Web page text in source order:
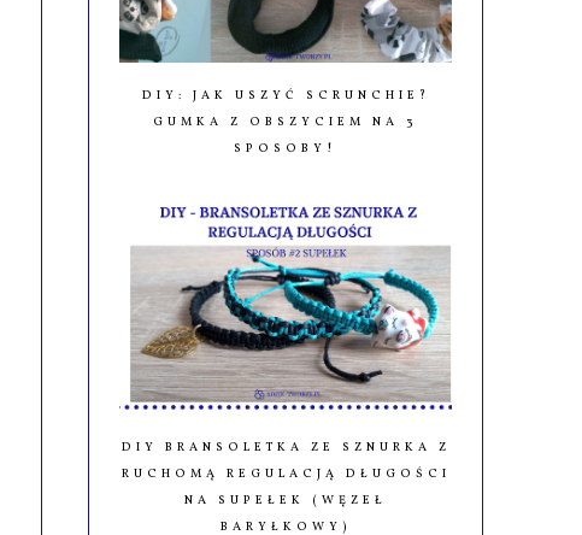
DIY: JAK USZYĆ SCRUNCHIE?
GUMKA Z OBSZYCIEM NA 3
SPOSOBY!
DIY BRANSOLETKA ZE SZNURKA Z
RUCHOMĄ REGULACJĄ DŁUGOŚCI
NA SUPEŁEK (WĘZEŁ
BARYŁKOWY)